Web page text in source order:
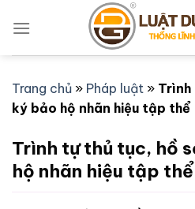
qua
Trang chủ » Pháp luật »
ký bảo hộ nhãn hiệu tập thể
Trình tự thủ tục, hồ
hộ nhãn hiệu tập thể